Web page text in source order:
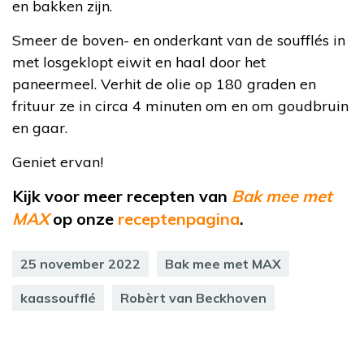
en bakken zijn.
Smeer de boven- en onderkant van de soufflés in
met losgeklopt eiwit en haal door het
paneermeel. Verhit de olie op 180 graden en
frituur ze in circa 4 minuten om en om goudbruin
en gaar.
Geniet ervan!
Kijk voor meer recepten van Bak mee met
MAXop onze receptenpagina.
25 november 2022 Bak mee met MAX
kaassoufflé Robèrt van Beckhoven